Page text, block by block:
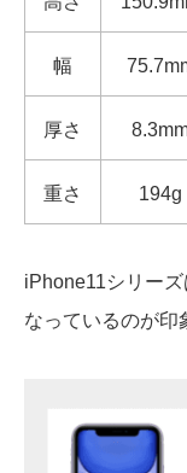
幅
厚さ
重さ 194g
iPhone11シリー
なっているのが印